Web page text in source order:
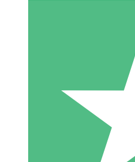
Packs de
Payez à l'utilisation avec des
1